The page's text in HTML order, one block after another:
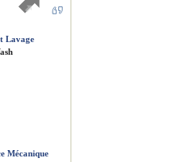
Lavage
Mécanique